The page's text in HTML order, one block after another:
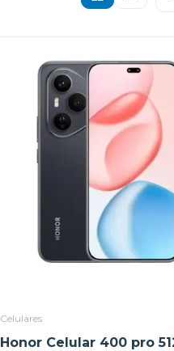
Celulares
Honor Celular 400 pro